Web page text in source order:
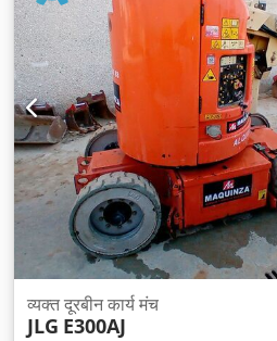
व्यक्त दूरबीन कार्य मंच
JLG E300AJ